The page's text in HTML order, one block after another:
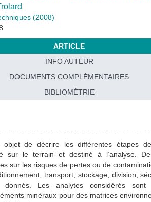
(2008)
ARTICLE
INFO AUTEUR
DOCUMENTS COMPLÉMENTAIRES
BIBLIOMÉTRIE
de décrire les différentes étapes
sur le terrain et destiné à l’analyse.
sur les risques de pertes ou de
transport, stockage, division,
donnés. Les analytes considérés sont
minéraux pour des matrices